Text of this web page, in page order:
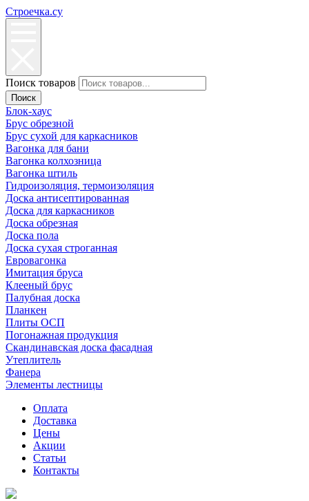
Строечка.су
Поиск товаров
Поиск
Блок-хаус
Брус обрезной
Брус сухой для каркасников
Вагонка для бани
Вагонка колхозница
Вагонка штиль
Гидроизоляция, термоизоляция
Доска антисептированная
Доска для каркасников
Доска обрезная
Доска пола
Доска сухая строганная
Евровагонка
Имитация бруса
Клееный брус
Палубная доска
Планкен
Плиты ОСП
Погонажная продукция
Скандинавская доска фасадная
Утеплитель
Фанера
Элементы лестницы
Оплата
Доставка
Цены
Акции
Статьи
Контакты